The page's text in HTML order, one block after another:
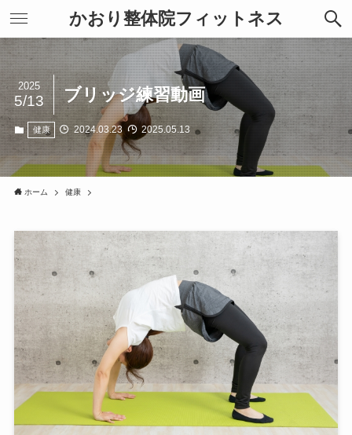
かおり整体院フィットネス
ブリッジ練習動画
2025
5/13
健康 2024.03.23 2025.05.13
ホーム 健康